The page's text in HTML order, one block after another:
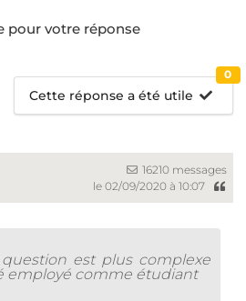
pour votre réponse
Cette réponse a été utile
0
16210 messages
le 02/09/2020 à 10:07
est plus complexe
employé comme étudiant